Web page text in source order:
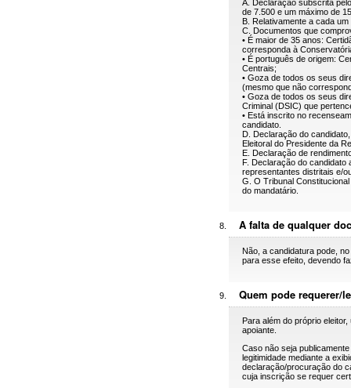
A. Declaração subscrita
de 7.500 e um máximo de
B. Relativamente a cada
C. Documentos que
• É maior de 35 anos:
corresponda à
• É português de origem:
Centrais;
• Goza de todos os seus
(mesmo que não
• Goza de todos os seus
Criminal (DSIC) que
• Está inscrito no
candidato.
D. Declaração do
Eleitoral do Presidente da
E. Declaração de
F. Declaração do candidato
representantes distritais e/
G. O Tribunal
do mandatário.
A falta de qualquer
Não, a candidatura pode,
para esse efeito, devendo
Quem pode requerer/
Para além do próprio
apoiante.
Caso não seja
legitimidade mediante a
declaração/procuração do
cuja inscrição se requer